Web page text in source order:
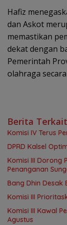
‎Hafiz
dan Askot
memastikan
dekat dengan
Pemerintah
olahraga
Berita Terkait
Komisi IV Terus
‎DPRD Kalsel
‎Komisi III Dorong
Penanganan
‎Bang Dhin Desak
‎Komisi III
Komisi III Kawal
Agustus